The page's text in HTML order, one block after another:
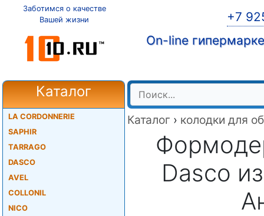
Заботимся о качестве
Вашей жизни
+7
On-line
Каталог
LA CORDONNERIE
SAPHIR
TARRAGO
DASCO
AVEL
COLLONIL
NICO
Каталог › колодки для
Dasco